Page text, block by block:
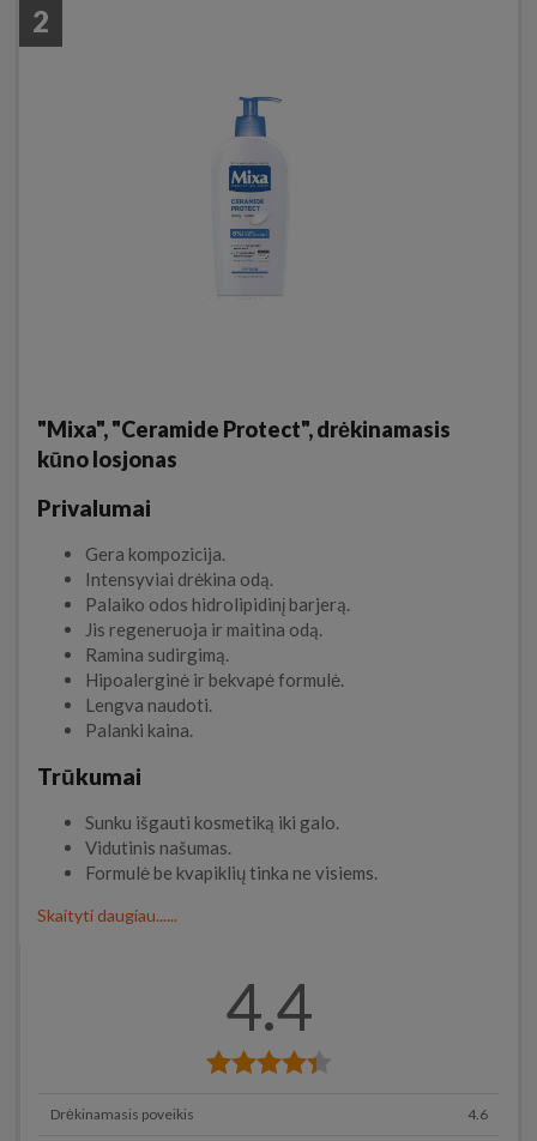
2
"Mixa", "Ceramide Protect", drėkinamasis
kūno losjonas
Privalumai
Gera kompozicija.
Intensyviai drėkina odą.
Palaiko odos hidrolipidinį barjerą.
Jis regeneruoja ir maitina odą.
Ramina sudirgimą.
Hipoalerginė ir bekvapė formulė.
Lengva naudoti.
Palanki kaina.
Trūkumai
Sunku išgauti kosmetiką iki galo.
Vidutinis našumas.
Formulė be kvapiklių tinka ne visiems.
Skaityti daugiau......
4.4
Drėkinamasis poveikis 4.6